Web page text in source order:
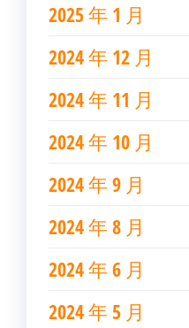
2025 年 1 月
2024 年 12 月
2024 年 11 月
2024 年 10 月
2024 年 9 月
2024 年 8 月
2024 年 6 月
2024 年 5 月